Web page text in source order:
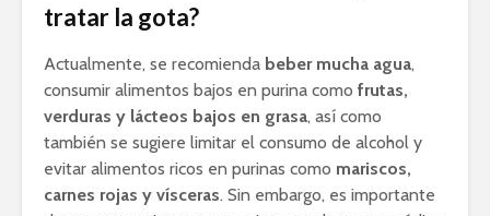
tratar la gota?
Actualmente, se recomienda beber mucha agua,
consumir alimentos bajos en purina como frutas,
verduras y lácteos bajos en grasa, así como
también se sugiere limitar el consumo de alcohol y
evitar alimentos ricos en purinas como mariscos,
carnes rojas y vísceras. Sin embargo, es importante